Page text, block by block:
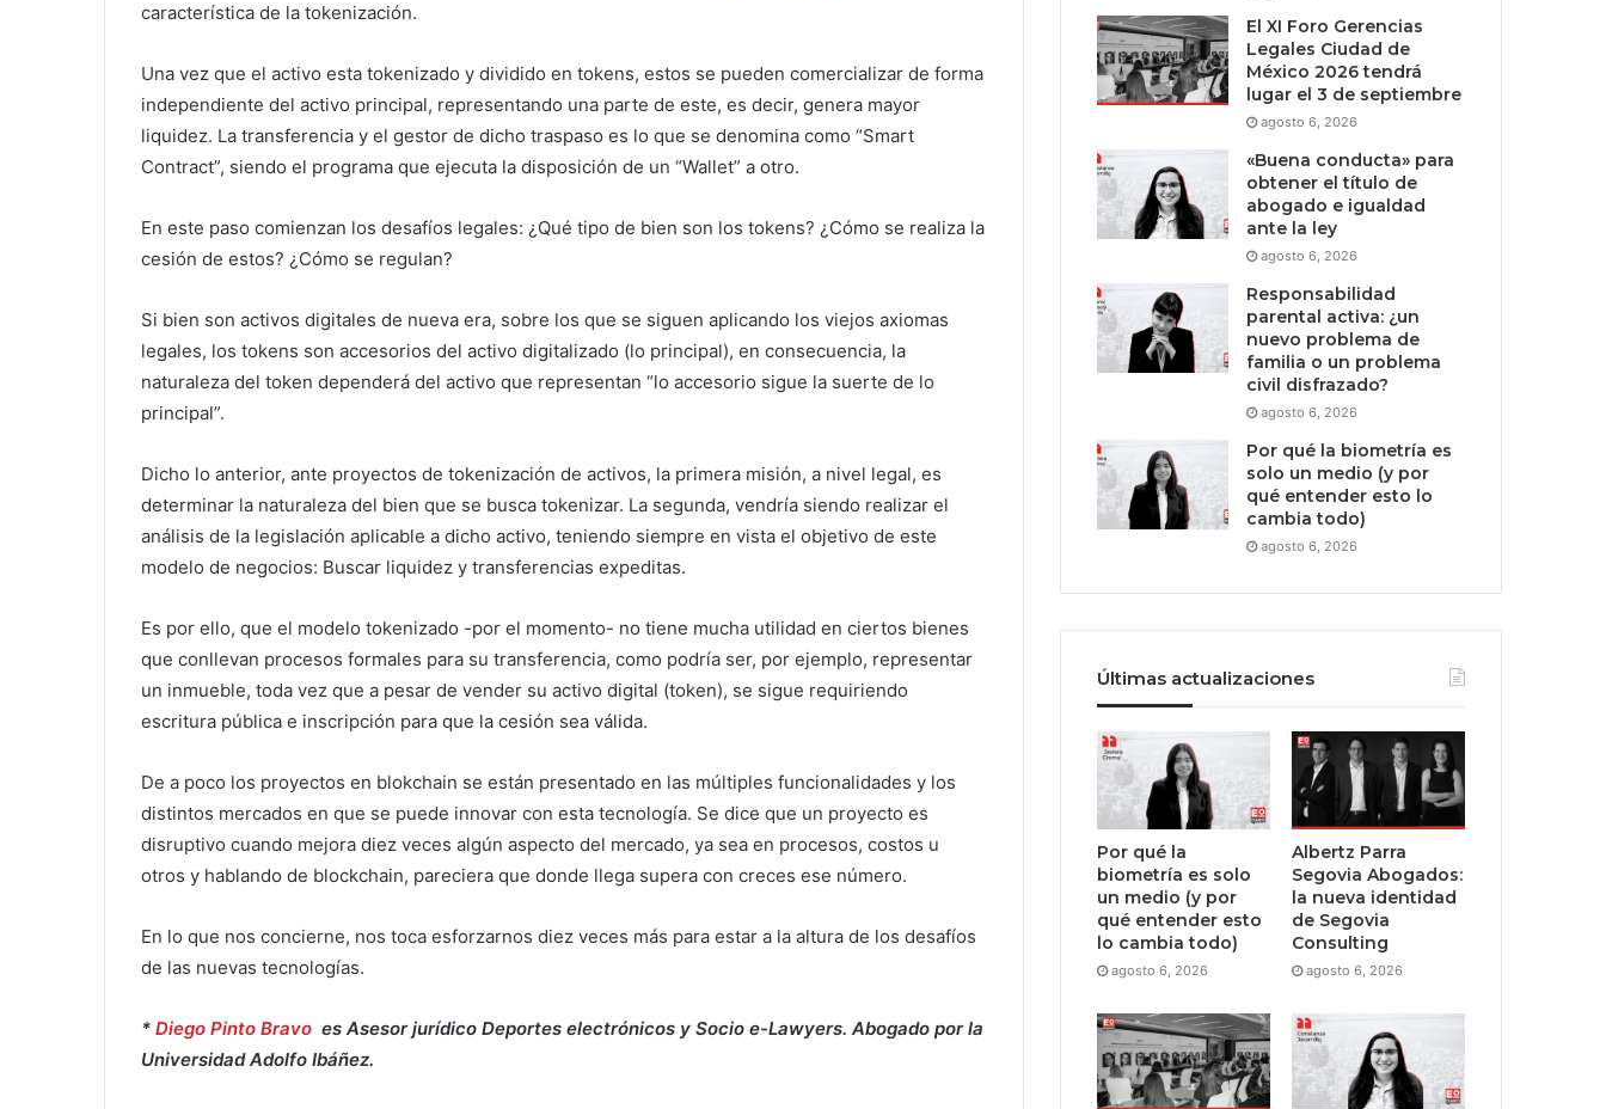
característica de la tokenización.
Una vez que el activo esta tokenizado y dividido en tokens, estos se pueden comercializar de forma
independiente del activo principal, representando una parte de este, es decir, genera mayor
liquidez. La transferencia y el gestor de dicho traspaso es lo que se denomina como “Smart
Contract”, siendo el programa que ejecuta la disposición de un “Wallet” a otro.
En este paso comienzan los desafíos legales: ¿Qué tipo de bien son los tokens? ¿Cómo se realiza la
cesión de estos? ¿Cómo se regulan?
Si bien son activos digitales de nueva era, sobre los que se siguen aplicando los viejos axiomas
legales, los tokens son accesorios del activo digitalizado (lo principal), en consecuencia, la
naturaleza del token dependerá del activo que representan “lo accesorio sigue la suerte de lo
principal”.
Dicho lo anterior, ante proyectos de tokenización de activos, la primera misión, a nivel legal, es
determinar la naturaleza del bien que se busca tokenizar. La segunda, vendría siendo realizar el
análisis de la legislación aplicable a dicho activo, teniendo siempre en vista el objetivo de este
modelo de negocios: Buscar liquidez y transferencias expeditas.
Es por ello, que el modelo tokenizado -por el momento- no tiene mucha utilidad en ciertos bienes
que conllevan procesos formales para su transferencia, como podría ser, por ejemplo, representar
un inmueble, toda vez que a pesar de vender su activo digital (token), se sigue requiriendo
escritura pública e inscripción para que la cesión sea válida.
De a poco los proyectos en blokchain se están presentado en las múltiples funcionalidades y los
distintos mercados en que se puede innovar con esta tecnología. Se dice que un proyecto es
disruptivo cuando mejora diez veces algún aspecto del mercado, ya sea en procesos, costos u
otros y hablando de blockchain, pareciera que donde llega supera con creces ese número.
En lo que nos concierne, nos toca esforzarnos diez veces más para estar a la altura de los desafíos
de las nuevas tecnologías.
* Diego Pinto Bravo es Asesor jurídico Deportes electrónicos y Socio e-Lawyers. Abogado por la
Universidad Adolfo Ibáñez.
El XI Foro Gerencias
Legales Ciudad de
México 2026 tendrá
lugar el 3 de septiembre
agosto 6, 2026
«Buena conducta» para
obtener el título de
abogado e igualdad
ante la ley
agosto 6, 2026
Responsabilidad
parental activa: ¿un
nuevo problema de
familia o un problema
civil disfrazado?
agosto 6, 2026
Por qué la biometría es
solo un medio (y por
qué entender esto lo
cambia todo)
agosto 6, 2026
Últimas actualizaciones
Por qué la
biometría es solo
un medio (y por
qué entender esto
lo cambia todo)
agosto 6, 2026
Albertz Parra
Segovia Abogados:
la nueva identidad
de Segovia
Consulting
agosto 6, 2026